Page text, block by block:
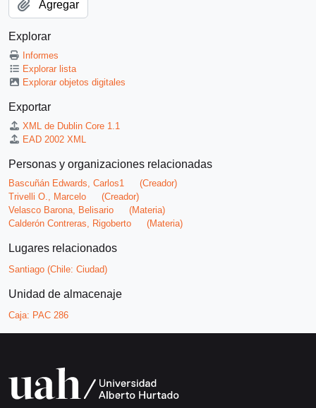
Agregar
Explorar
Informes
Explorar lista
Explorar objetos digitales
Exportar
XML de Dublin Core 1.1
EAD 2002 XML
Personas y organizaciones relacionadas
Bascuñán Edwards, Carlos1
(Creador)
Trivelli O., Marcelo
(Creador)
Velasco Barona, Belisario
(Materia)
Calderón Contreras, Rigoberto
(Materia)
Lugares relacionados
Santiago (Chile: Ciudad)
Unidad de almacenaje
Caja: PAC 286